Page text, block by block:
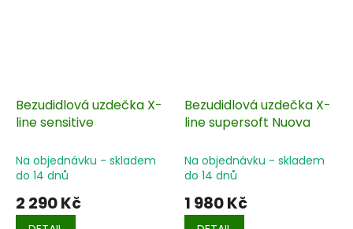
Bezudidlová uzdečka X-
line sensitive
Na objednávku - skladem
do 14 dnů
2 290 Kč
Bezudidlová uzdečka X-
line supersoft Nuova
Na objednávku - skladem
do 14 dnů
1 980 Kč